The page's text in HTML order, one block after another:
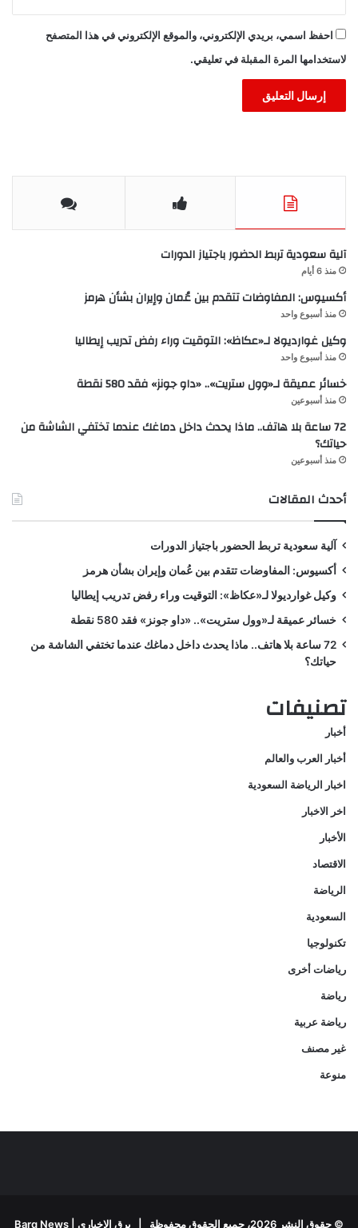
احفظ اسمي، بريدي الإلكتروني، والموقع الإلكتروني في هذا المتصفح
لاستخدامها المرة المقبلة في تعليقي.
آلية سعودية تربط الحضور باجتياز الدورات
منذ 6 أيام
أكسيوس: المفاوضات تتقدم بين عُمان وإيران بشأن هرمز
منذ أسبوع واحد
وكيل غوارديولا لـ«عكاظ»: التوقيت وراء رفض تدريب إيطاليا
منذ أسبوع واحد
خسائر عميقة لـ«وول ستريت».. «داو جونز» فقد 580 نقطة
منذ أسبوعين
72 ساعة بلا هاتف.. ماذا يحدث داخل دماغك عندما تختفي الشاشة من
حياتك؟
منذ أسبوعين
أحدث المقالات
آلية سعودية تربط الحضور باجتياز الدورات
أكسيوس: المفاوضات تتقدم بين عُمان وإيران بشأن هرمز
وكيل غوارديولا لـ«عكاظ»: التوقيت وراء رفض تدريب إيطاليا
خسائر عميقة لـ«وول ستريت».. «داو جونز» فقد 580 نقطة
72 ساعة بلا هاتف.. ماذا يحدث داخل دماغك عندما تختفي الشاشة من
حياتك؟
تصنيفات
أخبار
أخبار العرب والعالم
اخبار الرياضة السعودية
اخر الاخبار
الأخبار
الاقتصاد
الرياضة
السعودية
تكنولوجيا
رياضات أخرى
رياضة
رياضة عربية
غير مصنف
منوعة
© حقوق النشر 2026، جميع الحقوق محفوظة | برق الإخباري | Barq News